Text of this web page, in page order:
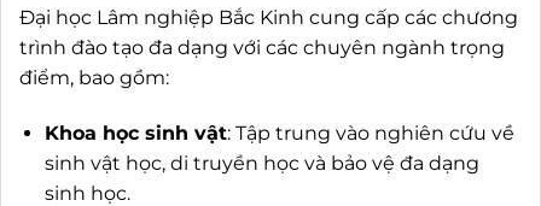
Đại học Lâm nghiệp Bắc Kinh cung cấp các chương
trình đào tạo đa dạng với các chuyên ngành trọng
điểm, bao gồm:
Khoa học sinh vật: Tập trung vào nghiên cứu về
sinh vật học, di truyền học và bảo vệ đa dạng
sinh học.